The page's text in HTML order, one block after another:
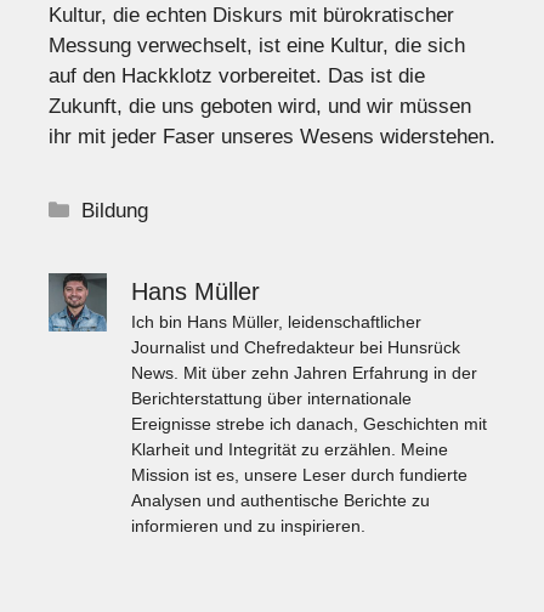
Kultur, die echten Diskurs mit bürokratischer
Messung verwechselt, ist eine Kultur, die sich
auf den Hackklotz vorbereitet. Das ist die
Zukunft, die uns geboten wird, und wir müssen
ihr mit jeder Faser unseres Wesens widerstehen.
Kategorien
Bildung
Hans Müller
Ich bin Hans Müller, leidenschaftlicher
Journalist und Chefredakteur bei Hunsrück
News. Mit über zehn Jahren Erfahrung in der
Berichterstattung über internationale
Ereignisse strebe ich danach, Geschichten mit
Klarheit und Integrität zu erzählen. Meine
Mission ist es, unsere Leser durch fundierte
Analysen und authentische Berichte zu
informieren und zu inspirieren.